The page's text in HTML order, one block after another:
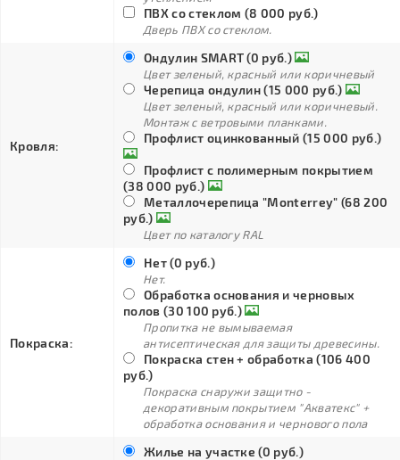
ПВХ со стеклом (8 000 руб.)
Дверь ПВХ со стеклом.
Кровля:
Ондулин SMART (0 руб.)
Цвет зеленый, красный или коричневый
Черепица ондулин (15 000 руб.)
Цвет зеленый, красный или коричневый.
Монтаж с ветровыми планками.
Профлист оцинкованный (15 000 руб.)
Профлист с полимерным покрытием
(38 000 руб.)
Металлочерепица "Monterrey" (68 200
руб.)
Цвет по каталогу RAL
Покраска:
Нет (0 руб.)
Нет.
Обработка основания и черновых
полов (30 100 руб.)
Пропитка не вымываемая
антисептическая для защиты древесины.
Покраска стен + обработка (106 400
руб.)
Покраска снаружи защитно -
декоративным покрытием "Акватекс" +
обработка основания и чернового пола
Жилье на участке (0 руб.)